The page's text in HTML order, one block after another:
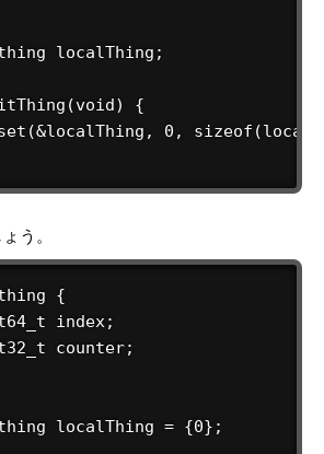
localThing;
{
0,
う。
{
index;
counter;
localThing = {0};